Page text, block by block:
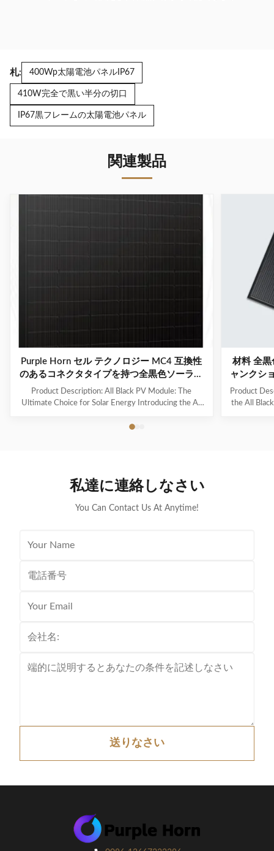
札: 400Wp太陽電池パネルIP67
410W完全で黒い半分の切口
IP67黒フレームの太陽電池パネル
関連製品
Purple Horn セル テクノロジー MC4 互換性
のあるコネクタタイプを持つ全黒色ソーラー
パネル
Product Description: All Black PV Module: The
Ultimate Choice for Solar Energy Introducing the All
Edition, the perfect solution for those seeking a sleek
design not only adds a touch of elegance to any
材料 全黒
ャンクシ
Product
the All
私達に連絡しなさい
You Can Contact Us At Anytime!
送りなさい